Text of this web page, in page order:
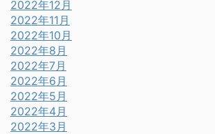
2022年12月
2022年11月
2022年10月
2022年8月
2022年7月
2022年6月
2022年5月
2022年4月
2022年3月